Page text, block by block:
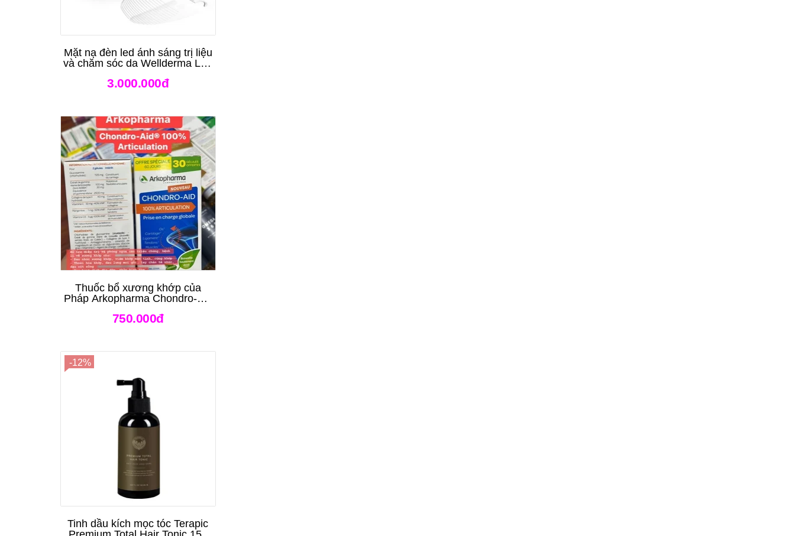
Mặt nạ đèn led ánh sáng trị liệu
và chăm sóc da Wellderma Led
Mask
3.000.000đ
Thuốc bổ xương khớp của
Pháp Arkopharma Chondro-Aid
750.000đ
-12%
Tinh dầu kích mọc tóc Terapic